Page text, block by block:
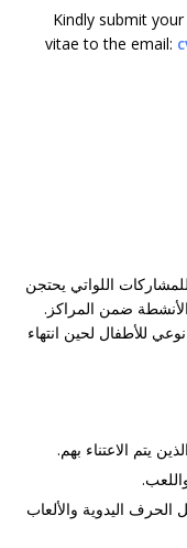
Kindly submit
vitae to the email:
اللواتي يحتجن
ضمن المراكز.
للأطفال لحين انتهاء
يتم الاعتناء بهم.
.
اليدوية والألعاب